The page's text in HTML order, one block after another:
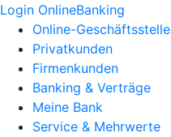
Login OnlineBanking
Online-Geschäftsstelle
Privatkunden
Firmenkunden
Banking & Verträge
Meine Bank
Service & Mehrwerte